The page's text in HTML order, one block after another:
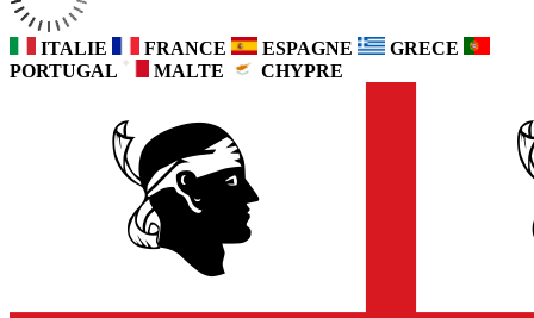
ITALIE FRANCE ESPAGNE
GRECE
PORTUGAL
MALTE CHYPRE